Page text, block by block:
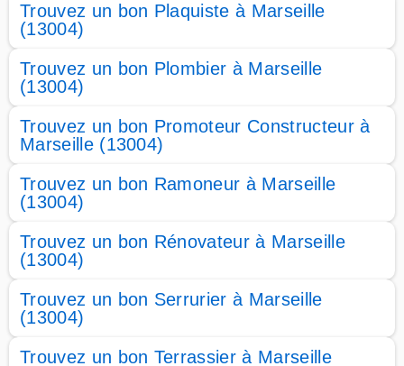
Trouvez un bon Plaquiste à Marseille
(13004)
Trouvez un bon Plombier à Marseille
(13004)
Trouvez un bon Promoteur Constructeur à
Marseille (13004)
Trouvez un bon Ramoneur à Marseille
(13004)
Trouvez un bon Rénovateur à Marseille
(13004)
Trouvez un bon Serrurier à Marseille
(13004)
Trouvez un bon Terrassier à Marseille